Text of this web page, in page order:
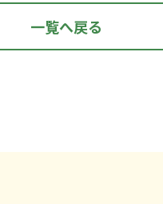
一覧へ戻る